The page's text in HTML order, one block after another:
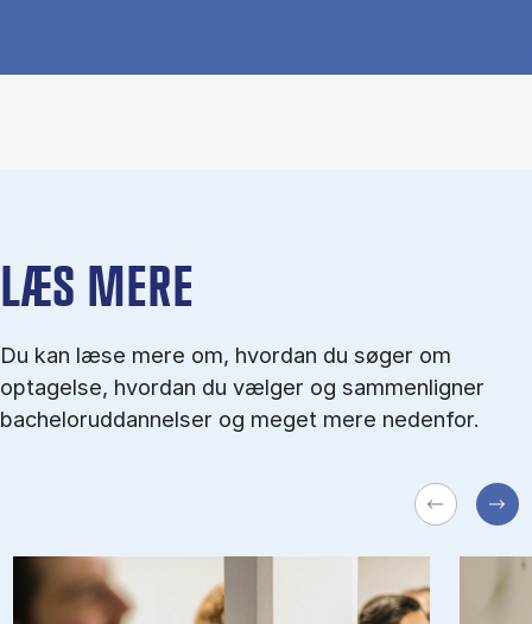
LÆS MERE
Du kan læse mere om, hvordan du søger om
optagelse, hvordan du vælger og sammenligner
bacheloruddannelser og meget mere nedenfor.